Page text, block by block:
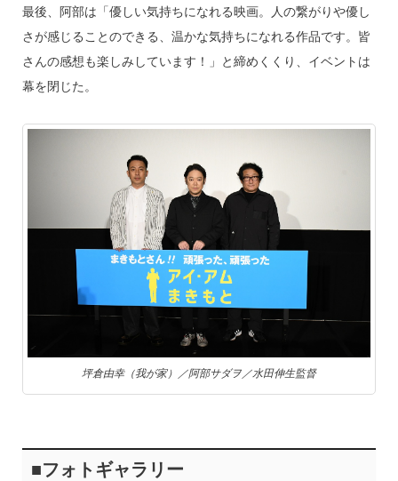
最後、阿部は「優しい気持ちになれる映画。人の繋がりや優し
さが感じることのできる、温かな気持ちになれる作品です。皆
さんの感想も楽しみしています！」と締めくくり、イベントは
幕を閉じた。
坪倉由幸（我が家）／阿部サダヲ／水田伸生監督
■フォトギャラリー